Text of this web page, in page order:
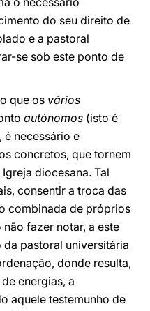
do seu direito de
e a pastoral
se sob este ponto de
que os vários
autónomos (isto é
necessário e
concretos, que tornem
diocesana. Tal
consentir a troca das
combinada de próprios
fazer notar, a este
pastoral universitária
donde resulta,
energias, a
aquele testemunho de